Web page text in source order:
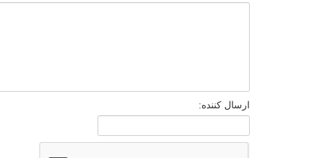
ارسال کننده: